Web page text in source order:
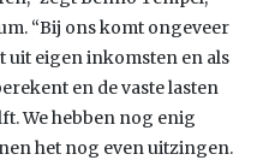
“Bij ons komt ongeveer
uit eigen inkomsten en als
en de vaste lasten
We hebben nog enig
het nog even uitzingen.